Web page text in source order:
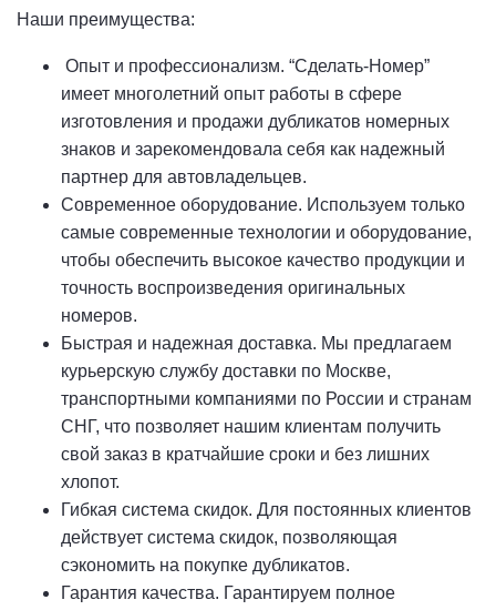
Наши преимущества:
Опыт и профессионализм. “Сделать-Номер”
имеет многолетний опыт работы в сфере
изготовления и продажи дубликатов номерных
знаков и зарекомендовала себя как надежный
партнер для автовладельцев.
Современное оборудование. Используем только
самые современные технологии и оборудование,
чтобы обеспечить высокое качество продукции и
точность воспроизведения оригинальных
номеров.
Быстрая и надежная доставка. Мы предлагаем
курьерскую службу доставки по Москве,
транспортными компаниями по России и странам
СНГ, что позволяет нашим клиентам получить
свой заказ в кратчайшие сроки и без лишних
хлопот.
Гибкая система скидок. Для постоянных клиентов
действует система скидок, позволяющая
сэкономить на покупке дубликатов.
Гарантия качества. Гарантируем полное